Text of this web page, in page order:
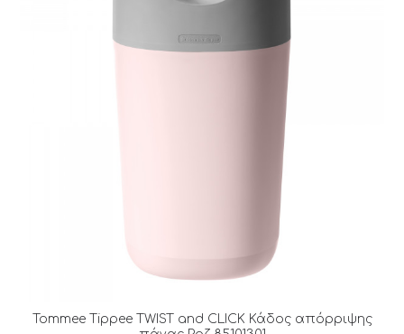
Tommee Tippee TWIST and CLICK Κάδος απόρριψης